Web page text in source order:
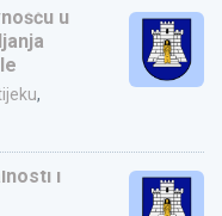
u
,
i